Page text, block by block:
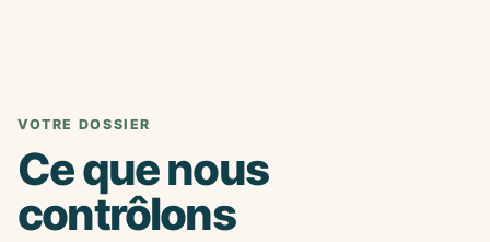
VOTRE DOSSIER
Ce que nous
contrôlons